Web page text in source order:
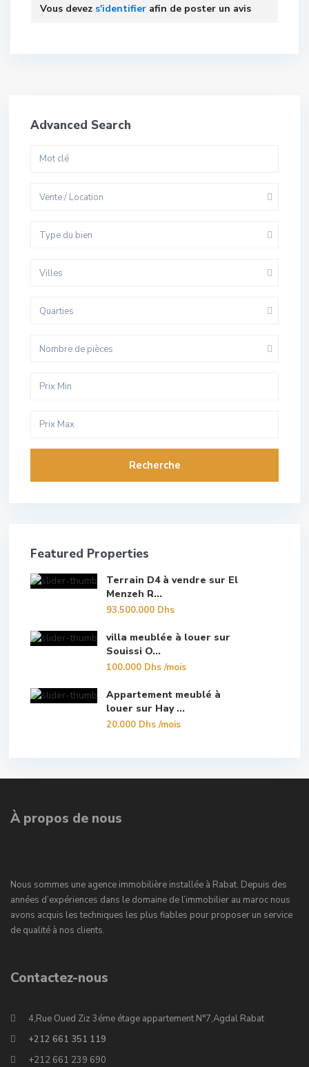
Vous devez s'identifier afin de poster un avis
Advanced Search
Vente / Location
Type du bien
Villes
Quarties
Nombre de pièces
Recherche
Featured Properties
Terrain D4 à vendre sur El
Menzeh R...
93.500.000 Dhs
villa meublée à louer sur
Souissi O...
100.000 Dhs/mois
Appartement meublé à
louer sur Hay ...
20.000 Dhs/mois
À propos de nous
Nous sommes une agence immobilière installée à Rabat. Depuis des
années d’expériences dans le domaine de l’immobilier au maroc nous
avons acquis les techniques les plus fiables pour proposer un service
de qualité à nos clients.
Contactez-nous
4,Rue Oued Ziz 3éme étage appartement N°7,Agdal Rabat
+212 661 351 119
+212 661 239 690